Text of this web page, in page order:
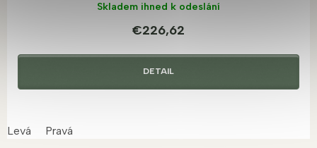
Skladem ihned k odeslání
€226,62
DETAIL
Levá Pravá